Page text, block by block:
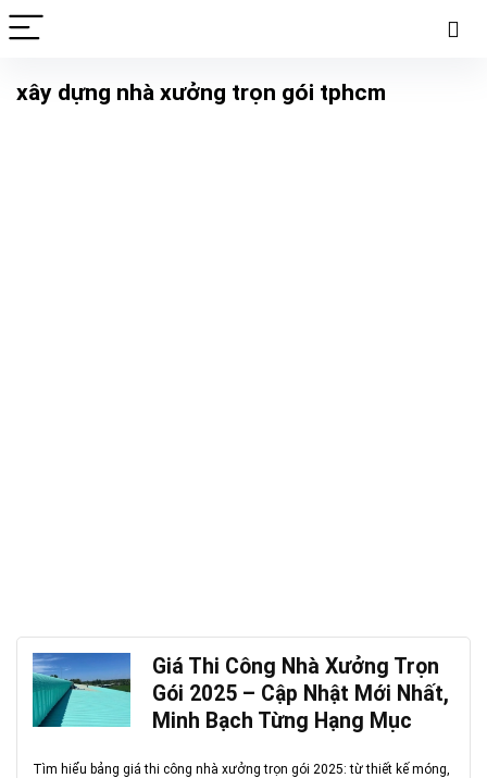
xây dựng nhà xưởng trọn gói tphcm
Giá Thi Công Nhà Xưởng Trọn
Gói 2025 – Cập Nhật Mới Nhất,
Minh Bạch Từng Hạng Mục
Tìm hiểu bảng giá thi công nhà xưởng trọn gói 2025: từ thiết kế móng,